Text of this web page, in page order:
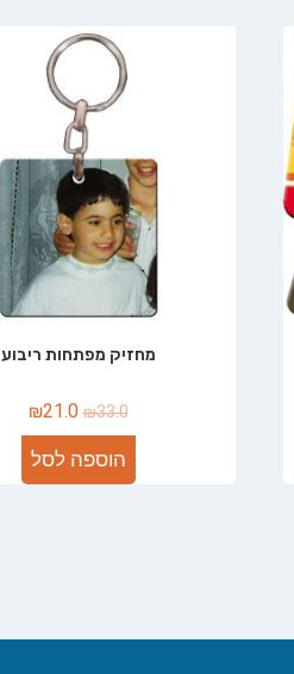
מחזיק מפתחות ריבוע
₪33.0
₪21.0
הוספה לסל